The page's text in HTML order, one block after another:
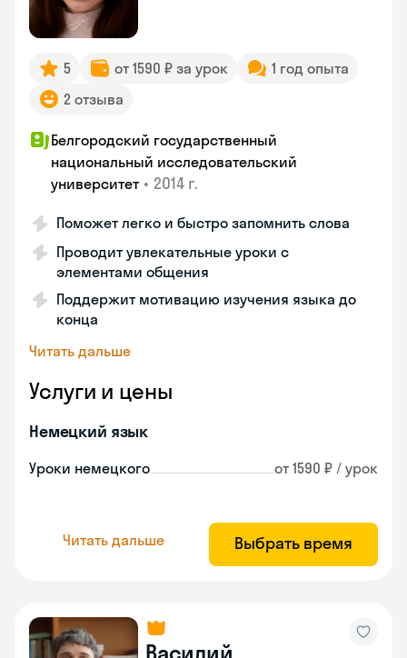
5 от 1590 ₽ за урок
1 год опыта
2 отзыва
Белгородский государственный
национальный исследовательский
университет • 2014 г.
Поможет легко и быстро запомнить слова
Проводит увлекательные уроки с
элементами общения
Поддержит мотивацию изучения языка до
конца
Читать дальше
Услуги и цены
Немецкий язык
Уроки немецкого от 1590 ₽ / урок
Читать дальше Выбрать время
Василий